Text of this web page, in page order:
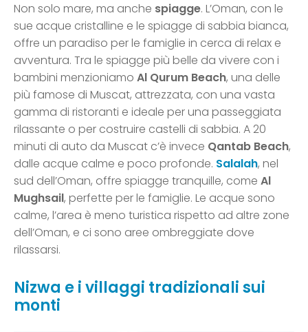
Non solo mare, ma anche spiagge. L’Oman, con le
sue acque cristalline e le spiagge di sabbia bianca,
offre un paradiso per le famiglie in cerca di relax e
avventura. Tra le spiagge più belle da vivere con i
bambini menzioniamo Al Qurum Beach, una delle
più famose di Muscat, attrezzata, con una vasta
gamma di ristoranti e ideale per una passeggiata
rilassante o per costruire castelli di sabbia. A 20
minuti di auto da Muscat c’è invece Qantab Beach,
dalle acque calme e poco profonde. Salalah, nel
sud dell’Oman, offre spiagge tranquille, come Al
Mughsail, perfette per le famiglie. Le acque sono
calme, l’area è meno turistica rispetto ad altre zone
dell’Oman, e ci sono aree ombreggiate dove
rilassarsi.
Nizwa e i villaggi tradizionali sui
monti